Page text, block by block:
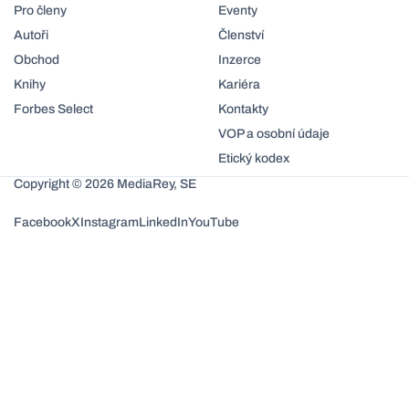
Pro členy
Autoři
Obchod
Knihy
Forbes Select
Eventy
Členství
Inzerce
Kariéra
Kontakty
VOP a osobní údaje
Etický kodex
Copyright © 2026 MediaRey, SE
FacebookXInstagramLinkedInYouTube